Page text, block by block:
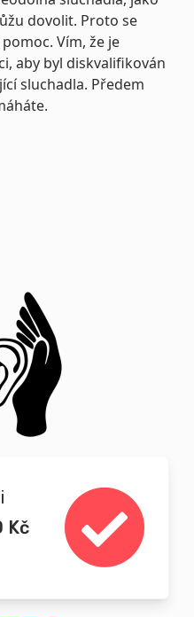
Kč
dovolit. Proto se
Vím, že je
aby byl diskvalifikován
sluchadla. Předem